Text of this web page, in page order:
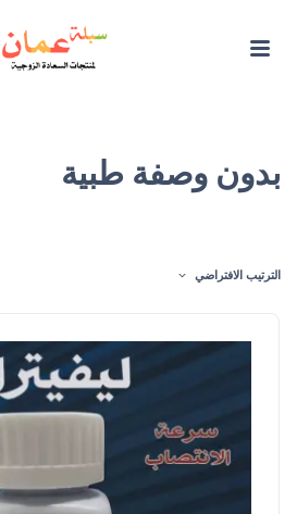
بدون وصفة طبية
الترتيب الافتراضي